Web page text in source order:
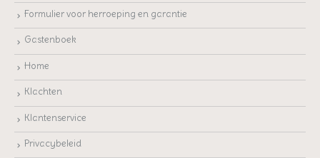
Formulier voor herroeping en garantie
Gastenboek
Home
Klachten
Klantenservice
Privacybeleid